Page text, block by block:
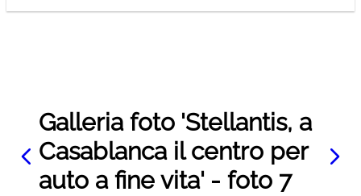
Galleria foto 'Stellantis, a
Casablanca il centro per
auto a fine vita' - foto 7